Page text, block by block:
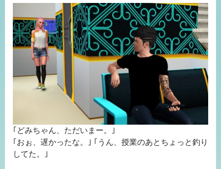
｢どみちゃん、ただいまー。｣
｢おぉ、遅かったな。｣ ｢うん、授業のあとちょっと釣り
してた。｣